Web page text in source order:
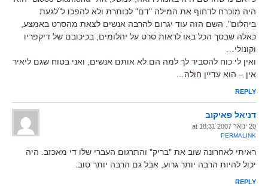
היה מוכרח לדחוף את המילה "דם" לכותרת ולא להפכו ל"לגעת
ביהלום". השם הזה עוד יגרום להרבה אנשים לצאת מהסרט באמצע,
כאלה שבסך הכל באו לראות סרט על יהלומים, בכיכובם של דיקפריו
וקונולי…
ואין לי כוח להסביר לך למה הם לא אותם אנשים, ואני בטוח שגם ליאיר
אין – הוא עדיין חולה…
REPLY
דניאל פאיקוב
20 ינואר 2007 at 18:31
PERMALINK
ראיתי לאחרונה שוב את "בריק" והתרגום העברי שלו די מאכזב. היה
יכול להיות הרבה יותר גרוע, אבל גם הרבה יותר טוב.
REPLY